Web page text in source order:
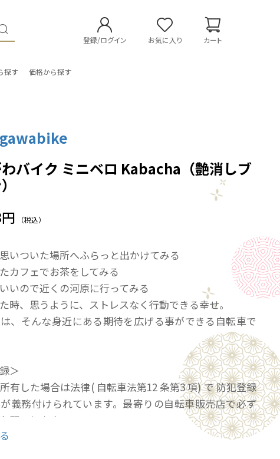
登録/ログイン お気に入り カート
探す 価格から探す
バイク ミニベロ Kabacha（艶消しブ
（税込）
いついた場所へふらっと出かけてみる
カフェでお茶をしてみる
いので近くの河原に行ってみる
時、思うように、ストレスなく行動できる幸せ。
、そんな身近にある期待を広げる事ができる自転車で
＞
有した場合は法律( 自転車法第12 条第3 項) で 防犯登録
義務付けられています。最寄りの自転車販売店で必ず
願いします。
の地域の自転車販売店にてご登録をお願い致します。